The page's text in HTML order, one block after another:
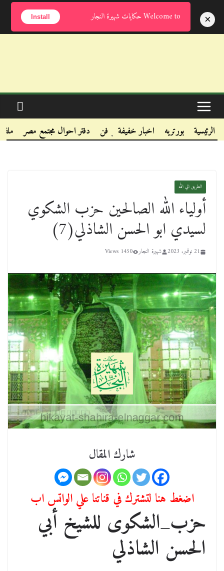
الأحد, أغسطس 9, 2026
.
.
الرئيسية بورتريه اخبار خفيفة فن دفتر احوال مجتمع مصر
الطريق الي الله
أولياء الله الصالحين حزب الشكوي
لسيدي ابو الحسن الشاذلي(7)
21 نوفمبر، 2023 شهيرة النجار 1450 Views
شارك المقال
اضغط هنا لتشترك في قناتنا علي الواتس اب
حزب_الشكوى للشيخ أبي
الحسن الشاذلي
Welcome to حكايات شهيرة النجار Install ×